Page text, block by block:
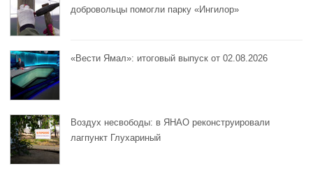
добровольцы помогли парку «Ингилор»
«Вести Ямал»: итоговый выпуск от 02.08.2026
Воздух несвободы: в ЯНАО реконструировали
лагпункт Глухариный